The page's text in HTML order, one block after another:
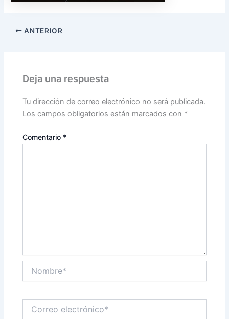
ANTERIOR
Deja una respuesta
Tu dirección de correo electrónico no será publicada.
Los campos obligatorios están marcados con *
Comentario *
electrónico*